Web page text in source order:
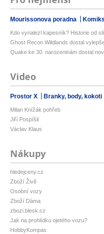
Mourissonova poradna
Kdo vynalezl kapesník? Historie od
Ghost Recon Wildlands dostal
Quake ke 30. narozeninám dostal
Video
Prostor X Branky, body, kokoti
Milan Knížák pohřeb
Jiří Pospíšil
Václav Klaus
Nákupy
hledejceny.cz
Zboží Živě
Osobní vozy
Zboží Dáma
zbozi.blesk.cz
Jak na prohlídku ojetého vozu?
HobbyKompas